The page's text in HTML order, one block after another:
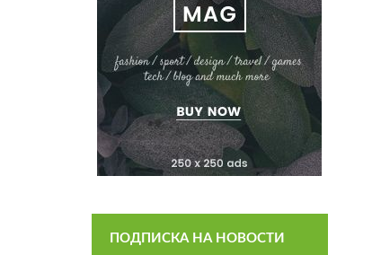
ПОДПИСКА НА НОВОСТИ